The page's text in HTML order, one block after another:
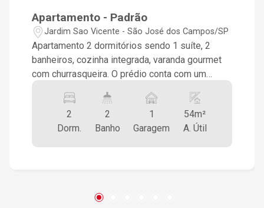
Apartamento - Padrão
Jardim Sao Vicente - São José dos Campos/SP
Apartamento 2 dormitórios sendo 1 suíte, 2
banheiros, cozinha integrada, varanda gourmet
com churrasqueira. O prédio conta com um
churrasqueira, salão de festas, garagem coberta
Tamanho 54 m 2. Aceita permuta até 300 mil
2
Dorm.
2
Banho
1
Garagem
54m²
A. Útil